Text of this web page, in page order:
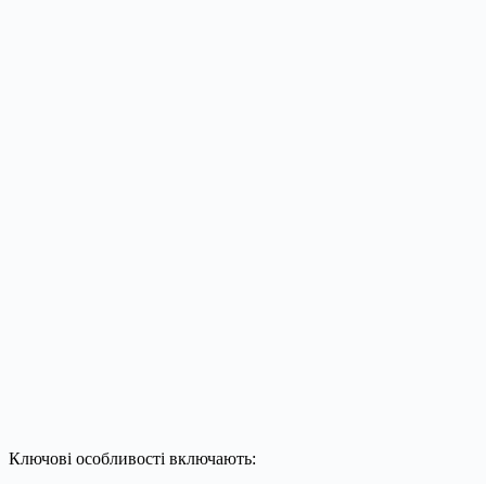
Ключові особливості включають: